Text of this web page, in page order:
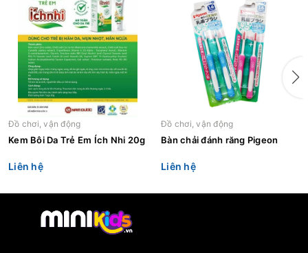
Đồ chơi, vận động
Kem Bôi Da Trẻ Em Ích Nhi 20g
Liên hệ
Đồ chơi, vận động
Bàn chải đánh răng Pigeon
Liên hệ